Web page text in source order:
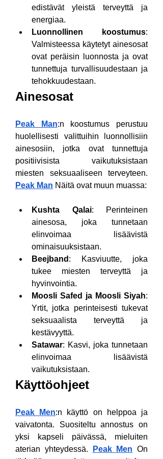
edistävät yleistä terveyttä ja
energiaa.
Luonnollinen koostumus:
Valmisteessa käytetyt ainesosat
ovat peräisin luonnosta ja ovat
tunnettuja turvallisuudestaan ja
tehokkuudestaan.
Ainesosat
Peak Man:n koostumus perustuu
huolellisesti valittuihin luonnollisiin
ainesosiin, jotka ovat tunnettuja
positiivisista vaikutuksistaan
Peak Man Näitä ovat muun muassa:
Kushta Qalai: Perinteinen
ainesosa, joka tunnetaan
elinvoimaa lisäävistä
ominaisuuksistaan.
Beejband : Kasviuutte, joka
tukee miesten terveyttä ja
hyvinvointia.
Moosli Safed ja Moosli Siyah:
Yrtit, jotka perinteisesti tukevat
seksuaalista terveyttä ja
kestävyyttä.
Satawar: Kasvi, joka tunnetaan
elinvoimaa lisäävistä
vaikutuksistaan.
Käyttöohjeet
Peak Men:n käyttö on helppoa ja
vaivatonta. Suositeltu annostus on
yksi kapseli päivässä, mieluiten
aterian yhteydessä.
Peak Men On